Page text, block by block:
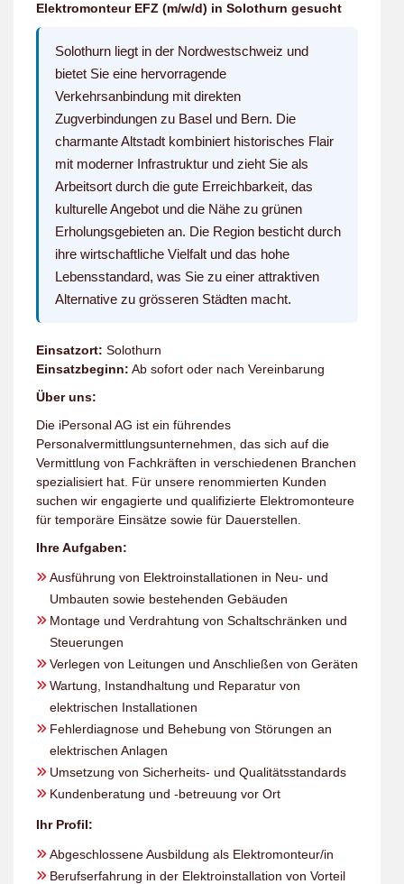
Elektromonteur EFZ (m/w/d) in Solothurn gesucht
Solothurn liegt in der Nordwestschweiz und
bietet Sie eine hervorragende
Verkehrsanbindung mit direkten
Zugverbindungen zu Basel und Bern. Die
charmante Altstadt kombiniert historisches Flair
mit moderner Infrastruktur und zieht Sie als
Arbeitsort durch die gute Erreichbarkeit, das
kulturelle Angebot und die Nähe zu grünen
Erholungsgebieten an. Die Region besticht durch
ihre wirtschaftliche Vielfalt und das hohe
Lebensstandard, was Sie zu einer attraktiven
Alternative zu grösseren Städten macht.
Einsatzort: Solothurn
Einsatzbeginn: Ab sofort oder nach Vereinbarung
Über uns:
Die iPersonal AG ist ein führendes
Personalvermittlungsunternehmen, das sich auf die
Vermittlung von Fachkräften in verschiedenen Branchen
spezialisiert hat. Für unsere renommierten Kunden
suchen wir engagierte und qualifizierte Elektromonteure
für temporäre Einsätze sowie für Dauerstellen.
Ihre Aufgaben:
Ausführung von Elektroinstallationen in Neu- und
Umbauten sowie bestehenden Gebäuden
Montage und Verdrahtung von Schaltschränken und
Steuerungen
Verlegen von Leitungen und Anschließen von Geräten
Wartung, Instandhaltung und Reparatur von
elektrischen Installationen
Fehlerdiagnose und Behebung von Störungen an
elektrischen Anlagen
Umsetzung von Sicherheits- und Qualitätsstandards
Kundenberatung und -betreuung vor Ort
Ihr Profil:
Abgeschlossene Ausbildung als Elektromonteur/in
Berufserfahrung in der Elektroinstallation von Vorteil